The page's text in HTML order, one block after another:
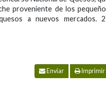
proveniente de los
a nuevos mercados.
Enviar Imprimir